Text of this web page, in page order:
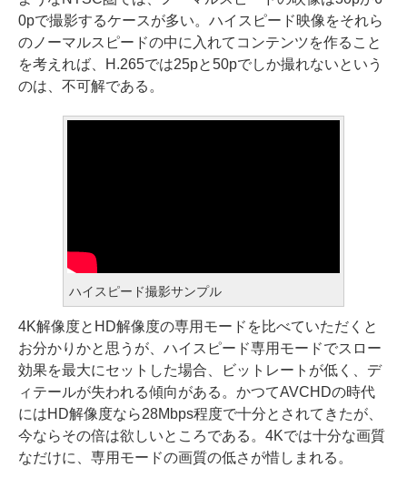
0pで撮影するケースが多い。ハイスピード映像をそれら
のノーマルスピードの中に入れてコンテンツを作ること
を考えれば、H.265では25pと50pでしか撮れないという
のは、不可解である。
ハイスピード撮影サンプル
4K解像度とHD解像度の専用モードを比べていただくと
お分かりかと思うが、ハイスピード専用モードでスロー
効果を最大にセットした場合、ビットレートが低く、デ
ィテールが失われる傾向がある。かつてAVCHDの時代
にはHD解像度なら28Mbps程度で十分とされてきたが、
今ならその倍は欲しいところである。4Kでは十分な画質
なだけに、専用モードの画質の低さが惜しまれる。